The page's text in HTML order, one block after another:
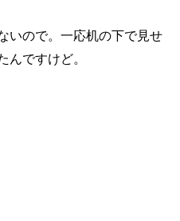
いので。一応机の下で見せ
んですけど。